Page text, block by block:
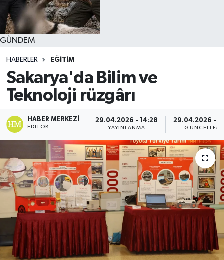
GÜNDEM
HABERLER EĞİTİM
Sakarya'da Bilim ve
Teknoloji rüzgârı
HABER MERKEZI
EDITÖR
29.04.2026 - 14:28
YAYINLANMA
29.04.2026 -
SPOR
MAGAZİN
YAŞAM
Süper Lig Puan Durumu ve Fikstür
Tüm Manşetler
Son Dakika Haberleri
Haber Arşivi